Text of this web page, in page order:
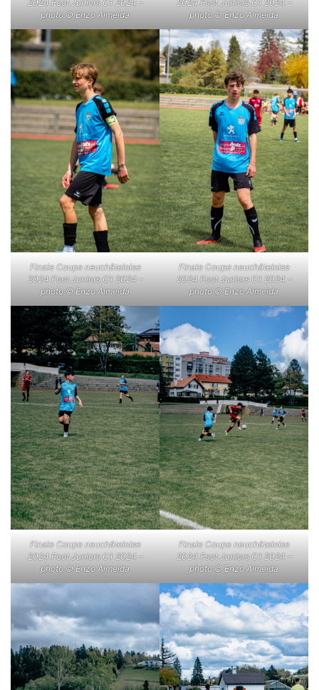
2024 Foot Juniors C1 2024 –
photo © Enzo Almeida
2024 Foot Juniors C1 2024 –
photo © Enzo Almeida
Finale Coupe neuchâteloise
2024 Foot Juniors C1 2024 –
photo © Enzo Almeida
Finale Coupe neuchâteloise
2024 Foot Juniors C1 2024 –
photo © Enzo Almeida
Finale Coupe neuchâteloise
2024 Foot Juniors C1 2024 –
photo © Enzo Almeida
Finale Coupe neuchâteloise
2024 Foot Juniors C1 2024 –
photo © Enzo Almeida